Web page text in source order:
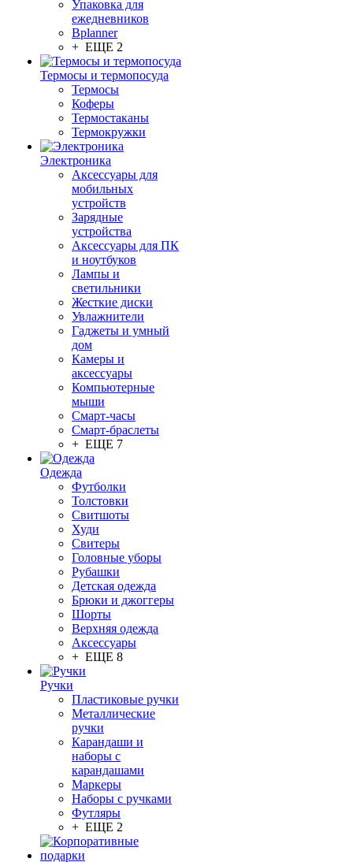
Упаковка для
ежедневников
Bplanner
+ ЕЩЕ 2
Термосы и термопосуда
Термосы
Коферы
Термостаканы
Термокружки
Электроника
Аксессуары для
мобильных
устройств
Зарядные
устройства
Аксессуары для ПК
и ноутбуков
Лампы и
светильники
Жесткие диски
Увлажнители
Гаджеты и умный
дом
Камеры и
аксессуары
Компьютерные
мыши
Смарт-часы
Смарт-браслеты
+ ЕЩЕ 7
Одежда
Футболки
Толстовки
Свитшоты
Худи
Свитеры
Головные уборы
Рубашки
Детская одежда
Брюки и джоггеры
Шорты
Верхняя одежда
Аксессуары
+ ЕЩЕ 8
Ручки
Пластиковые ручки
Металлические
ручки
Карандаши и
наборы с
карандашами
Маркеры
Наборы с ручками
Футляры
+ ЕЩЕ 2